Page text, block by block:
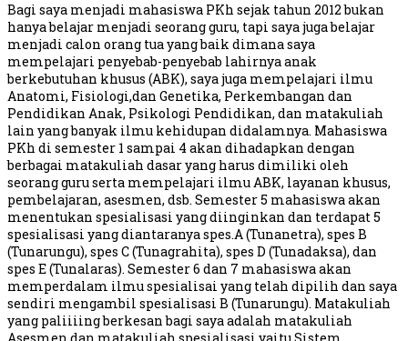
Bagi saya menjadi mahasiswa PKh sejak tahun 2012 bukan
hanya belajar menjadi seorang guru, tapi saya juga belajar
menjadi calon orang tua yang baik dimana saya
mempelajari penyebab-penyebab lahirnya anak
berkebutuhan khusus (ABK), saya juga mempelajari ilmu
Anatomi, Fisiologi,dan Genetika, Perkembangan dan
Pendidikan Anak, Psikologi Pendidikan, dan matakuliah
lain yang banyak ilmu kehidupan didalamnya. Mahasiswa
PKh di semester 1 sampai 4 akan dihadapkan dengan
berbagai matakuliah dasar yang harus dimiliki oleh
seorang guru serta mempelajari ilmu ABK, layanan khusus,
pembelajaran, asesmen, dsb. Semester 5 mahasiswa akan
menentukan spesialisasi yang diinginkan dan terdapat 5
spesialisasi yang diantaranya spes.A (Tunanetra), spes B
(Tunarungu), spes C (Tunagrahita), spes D (Tunadaksa), dan
spes E (Tunalaras). Semester 6 dan 7 mahasiswa akan
memperdalam ilmu spesialisai yang telah dipilih dan saya
sendiri mengambil spesialisasi B (Tunarungu). Matakuliah
yang paliiiing berkesan bagi saya adalah matakuliah